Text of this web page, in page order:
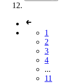
1
2
3
4
...
11